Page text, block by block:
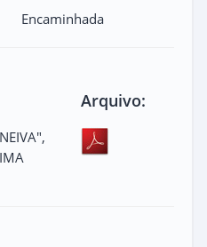
Encaminhada
Arquivo: